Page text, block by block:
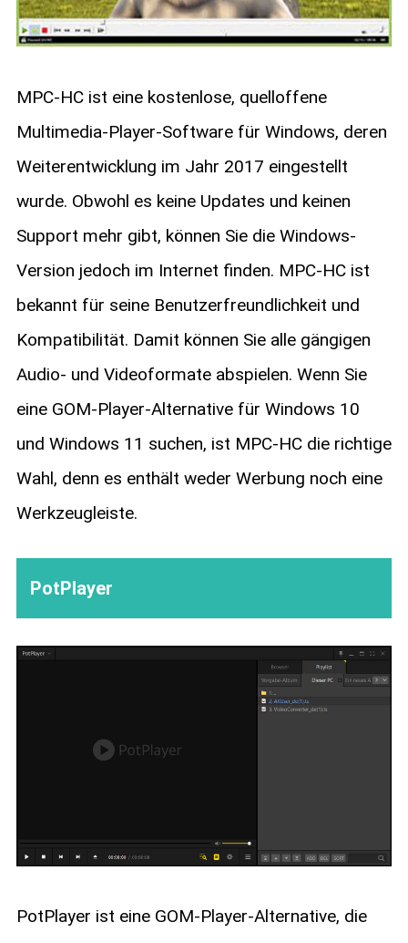
MPC-HC ist eine kostenlose, quelloffene
Multimedia-Player-Software für Windows, deren
Weiterentwicklung im Jahr 2017 eingestellt
wurde. Obwohl es keine Updates und keinen
Support mehr gibt, können Sie die Windows-
Version jedoch im Internet finden. MPC-HC ist
bekannt für seine Benutzerfreundlichkeit und
Kompatibilität. Damit können Sie alle gängigen
Audio- und Videoformate abspielen. Wenn Sie
eine GOM-Player-Alternative für Windows 10
und Windows 11 suchen, ist MPC-HC die richtige
Wahl, denn es enthält weder Werbung noch eine
Werkzeugleiste.
PotPlayer
PotPlayer ist eine GOM-Player-Alternative, die